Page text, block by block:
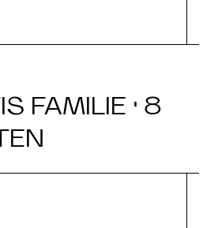
FAMILIE · 8